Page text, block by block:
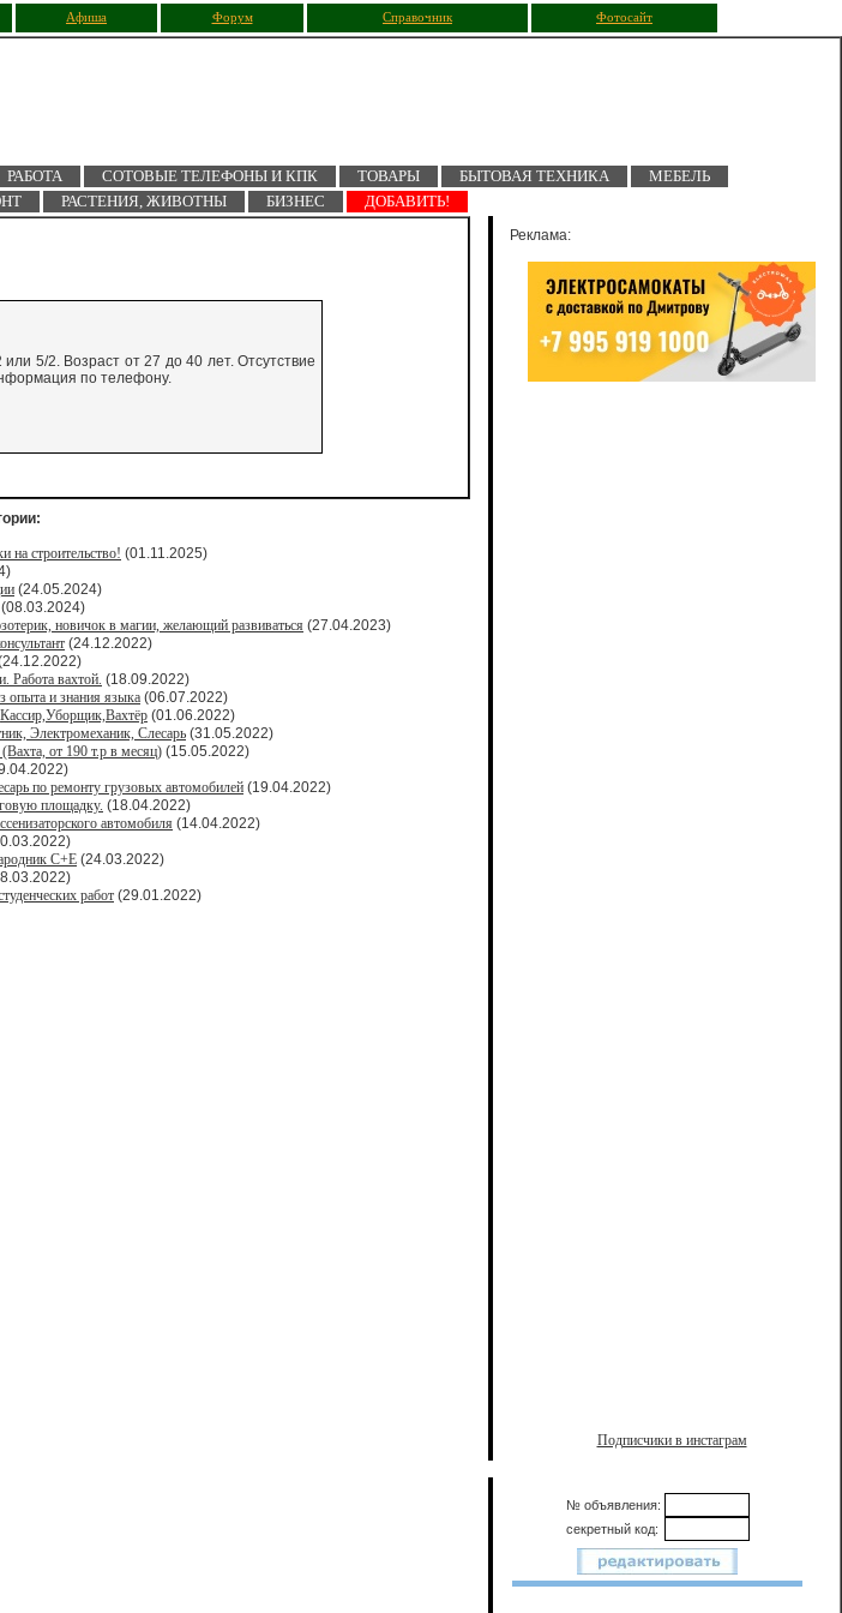
Афиша Форум Справочник Фотосайт
РАБОТА СОТОВЫЕ ТЕЛЕФОНЫ И КПК ТОВАРЫ БЫТОВАЯ ТЕХНИКА
МЕБЕЛЬ
РАСТЕНИЯ, ЖИВОТНЫ БИЗНЕС ДОБАВИТЬ!
5/2. Возраст от 27 до 40 лет. Отсутствие
по телефону.
на строительство! (01.11.2025)
(24.05.2024)
(08.03.2024)
новичок в магии, желающий развиваться (27.04.2023)
(24.12.2022)
Работа вахтой. (18.09.2022)
опыта и знания языка (06.07.2022)
(01.06.2022)
Электромеханик, Слесарь (31.05.2022)
от 190 т.р в месяц) (15.05.2022)
по ремонту грузовых автомобилей (19.04.2022)
площадку. (18.04.2022)
автомобиля (14.04.2022)
С+Е (24.03.2022)
работ (29.01.2022)
Реклама:
Подписчики в инстаграм
№ объявления:
секретный код: